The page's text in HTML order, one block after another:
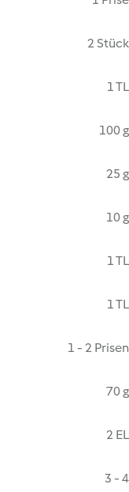
2 Stück
1 TL
100 g
25 g
10 g
1 TL
1 TL
1 - 2 Prisen
70 g
2 EL
3 - 4